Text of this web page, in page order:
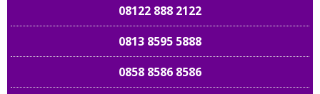
08122 888 2122
0813 8595 5888
0858 8586 8586